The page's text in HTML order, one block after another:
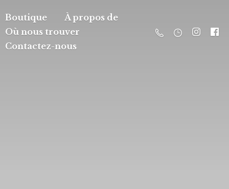
Boutique
À propos de
Où nous trouver
Contactez-nous